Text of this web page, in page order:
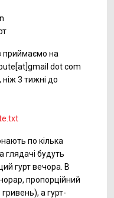
приймаємо на
dot com
3 тижні до
по кілька
глядачі будуть
гурт вечора. В
пропорційний
а гурт-